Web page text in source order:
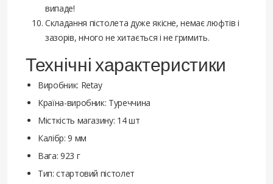
випаде!
Складання пістолета дуже якісне, немає люфтів і
зазорів, нічого не хитається і не гримить.
Технічні характеристики
Виробник: Retay
Країна-виробник: Туреччина
Місткість магазину: 14 шт
Калібр: 9 мм
Вага: 923 г
Тип: стартовий пістолет